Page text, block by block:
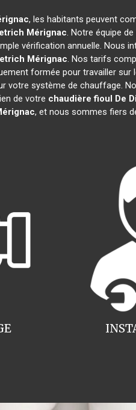
, les habitants peuvent
Mérignac. Notre équipe
vérification annuelle. Nous
Mérignac. Nos tarifs
formée pour travailler sur
votre système de chauffage.
de votre chaudière fioul De
, et nous sommes fiers